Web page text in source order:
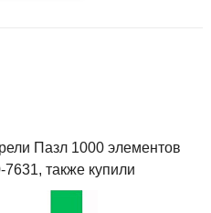
Пазл 1000 элементов
также купили